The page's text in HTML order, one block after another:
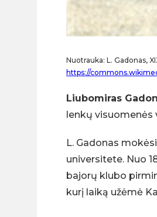
Nuotrauka: L. Gadonas,
https://
Liubomiras
lenkų
L. Gadonas
universitete. Nuo
bajorų klubo
kurį laiką užėmė